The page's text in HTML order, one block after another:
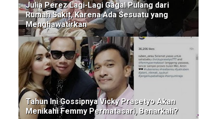
Julia Perez Lagi-Lagi Gagal Pulang dari
Rumah Sakit, Karena Ada Sesuatu yang
Menghawatirkan
Tahun Ini Gossipnya Vicky Prasetyo Akan
Menikahi Femmy Permatasari, Benarkah?